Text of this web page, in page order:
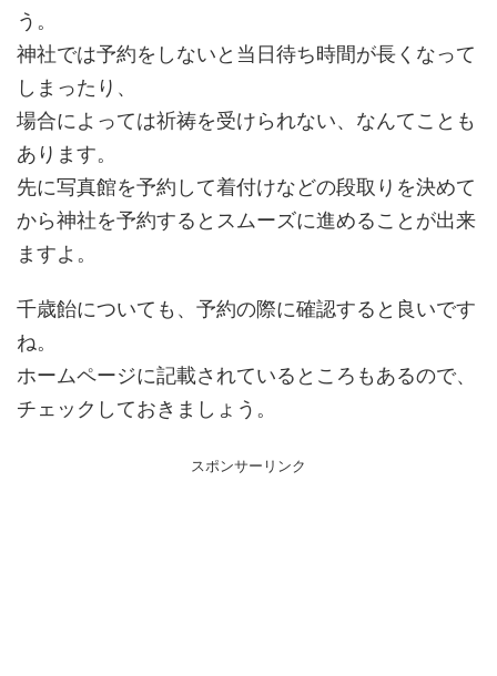
う。
神社では予約をしないと当日待ち時間が長くなって
しまったり、
場合によっては祈祷を受けられない、なんてことも
あります。
先に写真館を予約して着付けなどの段取りを決めて
から神社を予約するとスムーズに進めることが出来
ますよ。
千歳飴についても、予約の際に確認すると良いです
ね。
ホームページに記載されているところもあるので、
チェックしておきましょう。
スポンサーリンク